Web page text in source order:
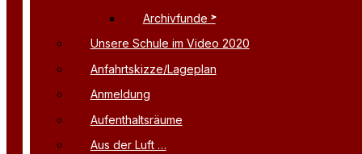
Archivfunde
Unsere Schule im Video 2020
Anfahrtskizze/Lageplan
Anmeldung
Aufenthaltsräume
Aus der Luft …